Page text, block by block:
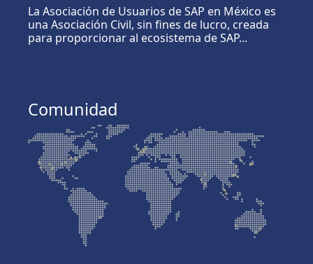
La Asociación de Usuarios de SAP en México es
una Asociación Civil, sin fines de lucro, creada
para proporcionar al ecosistema de SAP...
Comunidad